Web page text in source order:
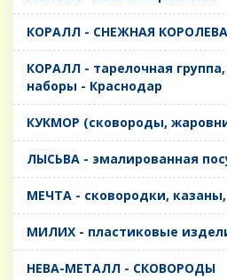
КОРАЛЛ - СНЕЖНАЯ КОРОЛЕВА
КОРАЛЛ - тарелочная
наборы - Краснодар
КУКМОР (сковороды,
ЛЫСЬВА - эмалированная
МЕЧТА - сковородки,
МИЛИХ - пластиковые
НЕВА-МЕТАЛЛ - СКОВОРОДЫ